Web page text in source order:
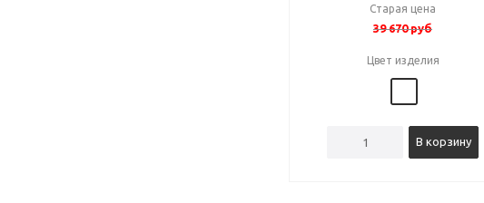
Старая цена
39 670руб
Цвет изделия
В корзину